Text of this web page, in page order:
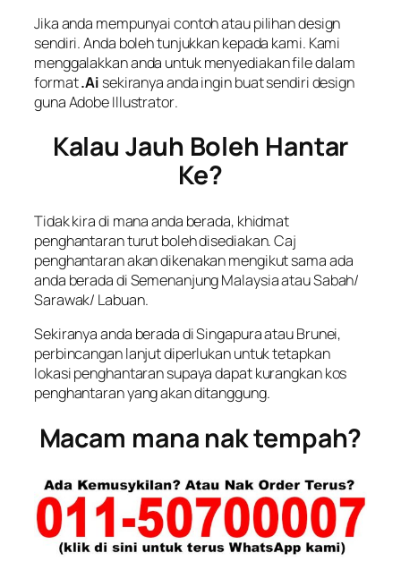
Jika anda mempunyai contoh atau pilihan design
sendiri. Anda boleh tunjukkan kepada kami. Kami
menggalakkan anda untuk menyediakanfiledalam
format.Ai sekiranya anda ingin buat sendiri design
gunaAdobe Illustrator.
Kalau Jauh Boleh Hantar
Ke?
Tidak kira di mana anda berada, khidmat
penghantaran turut boleh disediakan. Caj
penghantaran akan dikenakan mengikut sama ada
anda berada di Semenanjung Malaysia atau Sabah/
Sarawak/ Labuan.
Sekiranya anda berada di Singapura atau Brunei,
perbincangan lanjut diperlukan untuk tetapkan
lokasi penghantaran supaya dapat kurangkan kos
penghantaran yang akan ditanggung.
Macam mana nak tempah?